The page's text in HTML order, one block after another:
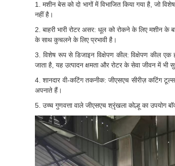
1. मशीन बेस को दो भागों में विभाजित किया गया है, जो
नहीं है।
2. बाहरी भारी रोटर असर: धूल को रोकने के लिए मशीन
के साथ कुचलने के लिए प्रभावी है।
3. विशेष रूप से डिजाइन विक्षेपण कील: विक्षेपण कील
जाता है, यह उत्पादन क्षमता और रोटर के सेवा जीवन में भी
4. शानदार वी-कटिंग तकनीक: जीएसएच सीरीज़ कटिंग
अपनाते हैं।
5. उच्च गुणवत्ता वाले जीएसएच श्रृंखला कोल्हू का उपयोग